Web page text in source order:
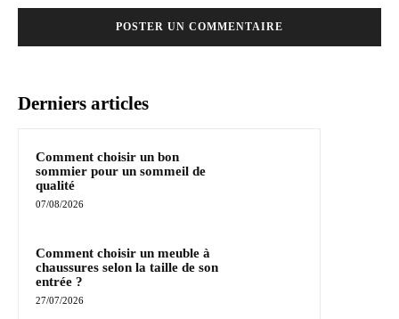
Derniers articles
Comment choisir un bon
sommier pour un sommeil de
qualité
07/08/2026
Comment choisir un meuble à
chaussures selon la taille de son
entrée ?
27/07/2026